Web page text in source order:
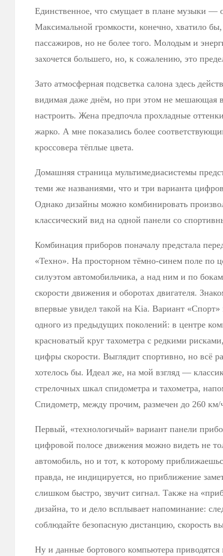
Единственное, что смущает в плане музыки —
Максимальной громкости, конечно, хватило
пассажиров, но не более того. Молодым и
захочется большего, но, к сожалению, это
Зато атмосферная подсветка салона здесь
видимая даже днём, но при этом не мешающая
настроить. Жена предпочла прохладные
жарко. А мне показались более
кроссовера тёплые цвета.
Домашняя страница мультимедиасистемы
теми же названиями, что и три варианта
Однако дизайны можно комбинировать
классический вид на одной панели со
Комбинация приборов поначалу предстала
«Техно». На просторном тёмно-синем поле по
силуэтом автомобильчика, а над ним и по
скорости движения и оборотах двигателя.
впервые увидел такой на Kia. Вариант
одного из предыдущих поколений: в центре
красноватый круг тахометра с редкими
цифры скорости. Выглядит спортивно, но всё
хотелось бы. Идеал же, на мой взгляд —
стрелочных шкал спидометра и тахометра,
Спидометр, между прочим, размечен до 260 км/
Первый, «технологичый» вариант панели
цифровой полосе движения можно видеть не
автомобиль, но и тот, к которому
правда, не индицируется, но приближение
слишком быстро, звучит сигнал. Также на
дизайна, то и дело всплывает напоминание:
соблюдайте безопасную дистанцию, скорость
Ну и данные бортового компьютера